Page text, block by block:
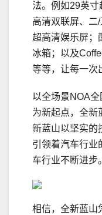
法。例如29英
高清双联屏、二
超高清娱乐屏；
冰箱；以及
等等，让每一次
以全场景NOA
为新起点，全新
新蓝山以坚实的
引领着汽车行业
车行业不断进步。
相信，全新蓝山